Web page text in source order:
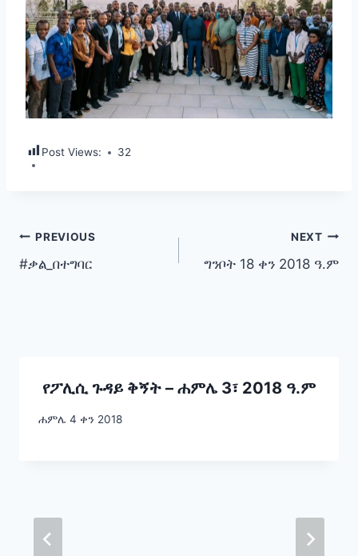
Post Views: 32
Post
navigation
PREVIOUS
#ቃል_በተግባር
NEXT
ግንቦት 18 ቀን 2018 ዓ.ም
የፖሊሲ ጉዳይ ቅኝት – ሐምሌ 3፣ 2018 ዓ.ም
ሐምሌ 4 ቀን 2018